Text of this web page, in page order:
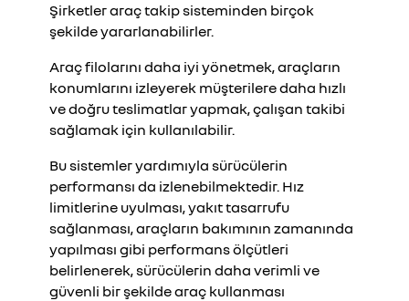
Şirketler araç takip sisteminden birçok
şekilde yararlanabilirler.
Araç filolarını daha iyi yönetmek, araçların
konumlarını izleyerek müşterilere daha hızlı
ve doğru teslimatlar yapmak, çalışan takibi
sağlamak için kullanılabilir.
Bu sistemler yardımıyla sürücülerin
performansı da izlenebilmektedir. Hız
limitlerine uyulması, yakıt tasarrufu
sağlanması, araçların bakımının zamanında
yapılması gibi performans ölçütleri
belirlenerek, sürücülerin daha verimli ve
güvenli bir şekilde araç kullanması